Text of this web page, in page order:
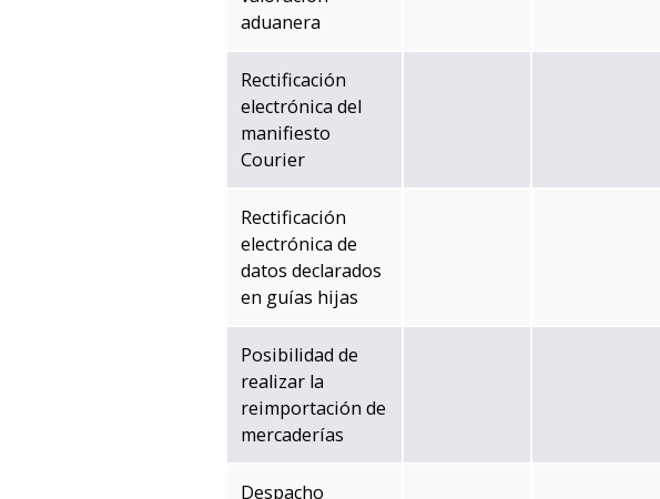
aduanera
Rectificación
electrónica del
manifiesto
Courier
Rectificación
electrónica de
datos declarados
en guías hijas
Posibilidad de
realizar la
reimportación de
mercaderías
Despacho